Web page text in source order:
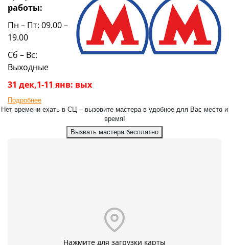
работы:
Пн – Пт: 09.00 –
19.00
Сб – Вс:
Выходные
31 дек,1-11 янв: вых
Подробнее
Нет времени ехать в СЦ – вызовите мастера в удобное для Вас место и
время!
Вызвать мастера бесплатно
Нажмите для загрузки карты